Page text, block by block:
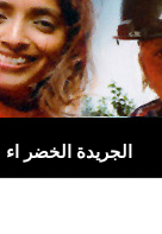
الجريدة الخضر اء